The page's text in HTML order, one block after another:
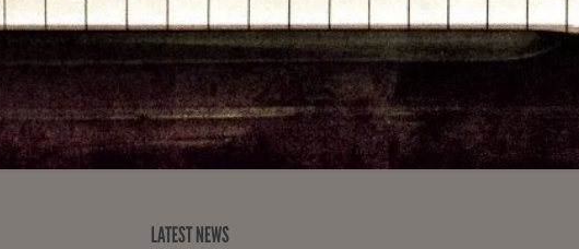
LATEST NEWS